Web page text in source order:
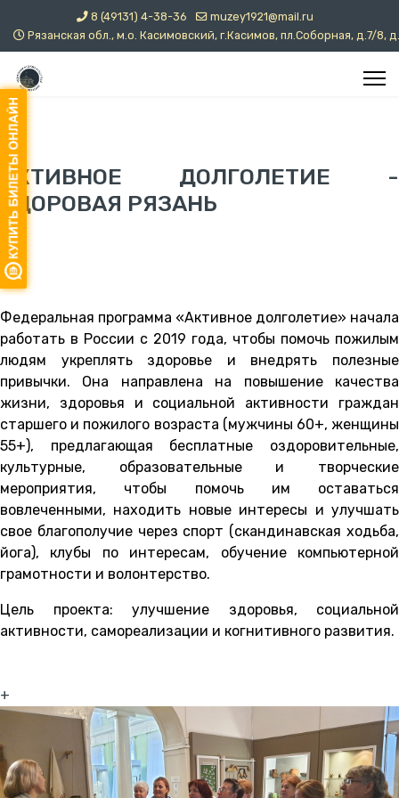
8 (49131) 4-38-36
muzey1921@mail.ru
Рязанская обл., м.о. Касимовский, г.Касимов, пл.Соборная, д.7/8,
АКТИВНОЕ ДОЛГОЛЕТИЕ -
ЗДОРОВАЯ РЯЗАНЬ
Федеральная программа «Активное долголетие» начала
работать в России с 2019 года, чтобы помочь пожилым
людям укреплять здоровье и внедрять полезные
привычки. Она направлена на повышение качества
жизни, здоровья и социальной активности граждан
старшего и пожилого возраста (мужчины 60+, женщины
55+), предлагающая бесплатные оздоровительные,
культурные, образовательные и творческие
мероприятия, чтобы помочь им оставаться
вовлеченными, находить новые интересы и улучшать
свое благополучие через спорт (скандинавская ходьба,
йога), клубы по интересам, обучение компьютерной
грамотности и волонтерство.
Цель проекта: улучшение здоровья, социальной
активности, самореализации и когнитивного развития.
+